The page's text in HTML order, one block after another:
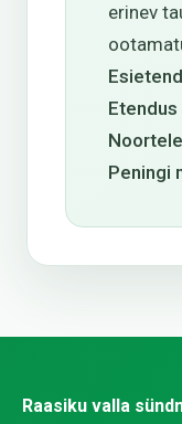
erinev
Peningi
Raasiku valla